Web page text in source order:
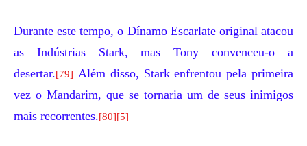
Durante este tempo, o Dínamo Escarlateoriginal atacou
as Indústrias Stark, mas Tony convenceu-o a
desertar.[79] Além disso, Stark enfrentou pela primeira
vez o Mandarim, que se tornaria um de seus inimigos
mais recorrentes.[80][5]